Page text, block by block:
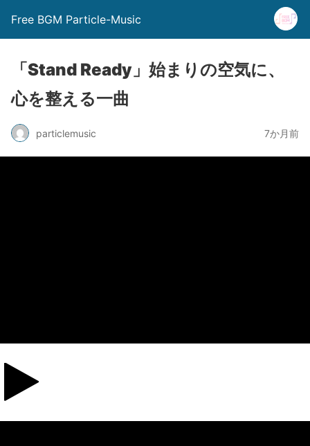
Free BGM Particle-Music
「Stand Ready」始まりの空気に、
心を整える一曲
particlemusic 7か月前